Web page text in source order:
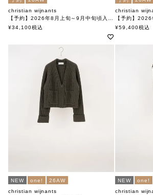
christian wijnants
【予約】2026年8月上旬～9月中旬頃入荷予定
KIKO スカーフ
¥34,100税込
christian
【予約】2026
TUGAL トップ
¥59,400税込
NEW one!
26AW
christian wijnants
NEW one!
christian